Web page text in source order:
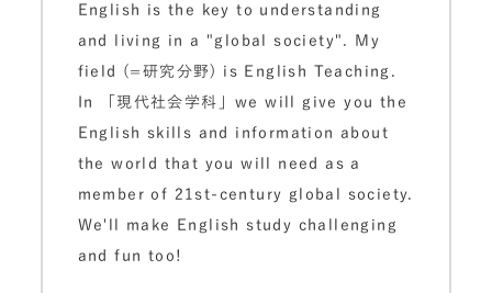
English is the key to understanding
and living in a "global society". My
field (=研究分野) is English Teaching.
In 「現代社会学科」we will give you the
English skills and information about
the world that you will need as a
member of 21st-century global society.
We'll make English study challenging
and fun too!